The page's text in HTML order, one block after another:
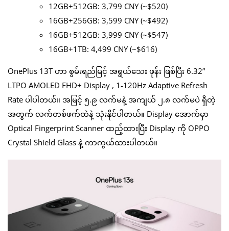
12GB+512GB: 3,799 CNY (~$520)
16GB+256GB: 3,599 CNY (~$492)
16GB+512GB: 3,999 CNY (~$547)
16GB+1TB: 4,499 CNY (~$616)
OnePlus 13T ဟာ စွမ်းရည်မြင့် အရွယ်သေး ဖုန်း ဖြစ်ပြီး 6.32”
LTPO AMOLED FHD+ Display , 1-120Hz Adaptive Refresh
Rate ပါပါတယ်။ အမြင့် ၅.၉ လက်မနဲ့ အကျယ် ၂.၈ လက်မပဲ ရှိတဲ့
အတွက် လက်တစ်ဖက်ထဲနဲ့ သုံးနိုင်ပါတယ်။ Display အောက်မှာ
Optical Fingerprint Scanner ထည့်ထားပြီး Display ကို OPPO
Crystal Shield Glass နဲ့ ကာကွယ်ထားပါတယ်။